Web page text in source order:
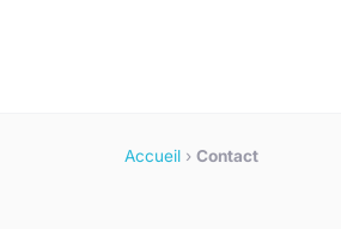
Accueil › Contact